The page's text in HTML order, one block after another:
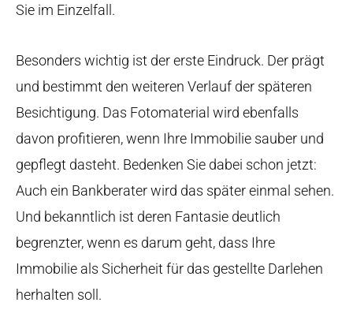
Sie im Einzelfall.
Besonders wichtig ist der erste Eindruck. Der prägt
und bestimmt den weiteren Verlauf der späteren
Besichtigung. Das Fotomaterial wird ebenfalls
davon profitieren, wenn Ihre Immobilie sauber und
gepflegt dasteht. Bedenken Sie dabei schon jetzt:
Auch ein Bankberater wird das später einmal sehen.
Und bekanntlich ist deren Fantasie deutlich
begrenzter, wenn es darum geht, dass Ihre
Immobilie als Sicherheit für das gestellte Darlehen
herhalten soll.